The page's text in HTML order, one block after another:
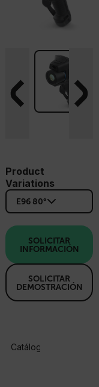
Product
Variations
E96 80°
SOLICITAR
INFORMACIÓN
SOLICITAR
DEMOSTRACIÓN
Catálogo De Productos